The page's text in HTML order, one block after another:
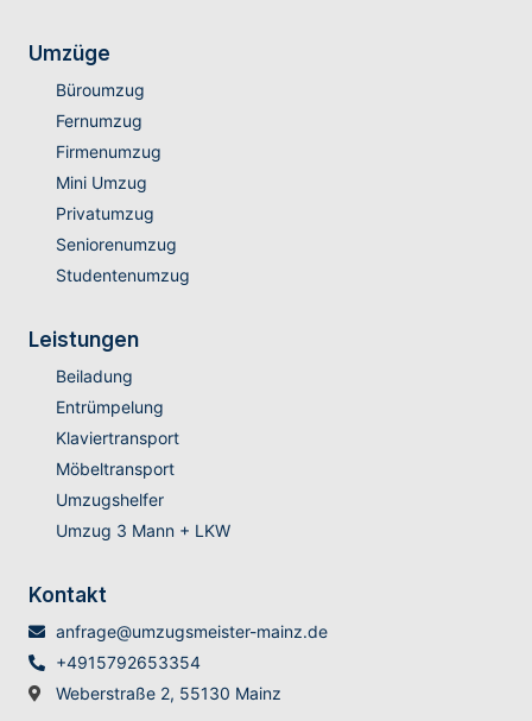
Umzüge
Büroumzug
Fernumzug
Firmenumzug
Mini Umzug
Privatumzug
Seniorenumzug
Studentenumzug
Leistungen
Beiladung
Entrümpelung
Klaviertransport
Möbeltransport
Umzugshelfer
Umzug 3 Mann + LKW
Kontakt
anfrage@umzugsmeister-mainz.de
+4915792653354
Weberstraße 2, 55130 Mainz